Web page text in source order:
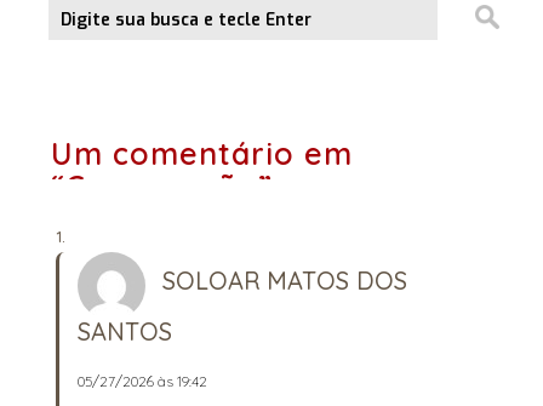
Um comentário em
“Convocação”
SOLOAR MATOS DOS
SANTOS
05/27/2026 às 19:42